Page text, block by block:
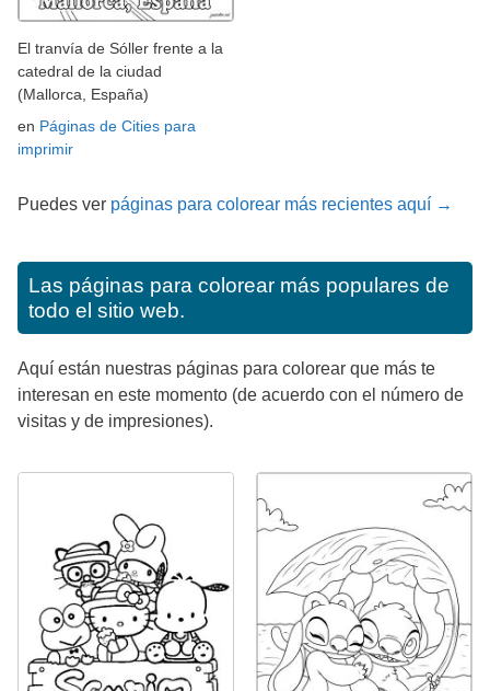
El tranvía de Sóller frente a la
catedral de la ciudad
(Mallorca, España)
en Páginas de Cities para
imprimir
Puedes ver páginas para colorear más recientes aquí →
Las páginas para colorear más populares de
todo el sitio web.
Aquí están nuestras páginas para colorear que más te
interesan en este momento (de acuerdo con el número de
visitas y de impresiones).